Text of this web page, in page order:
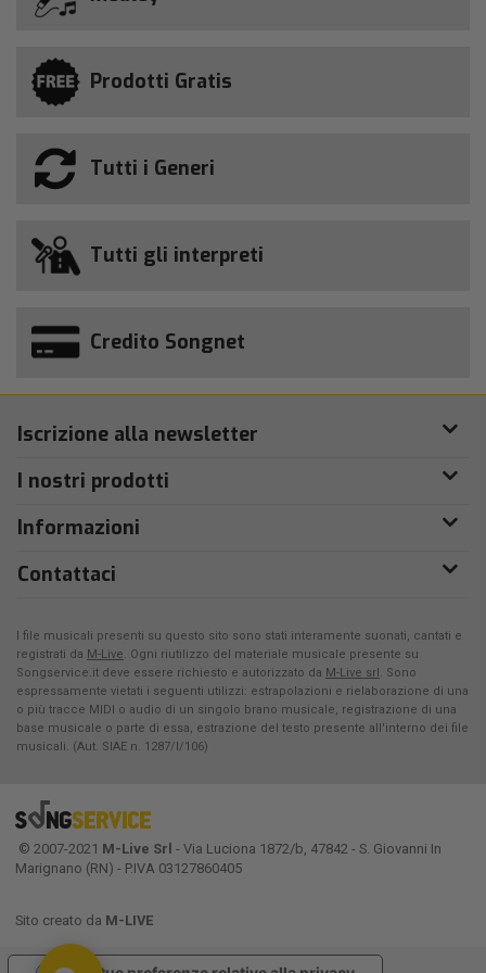
Prodotti Gratis
Tutti i Generi
Tutti gli interpreti
Credito Songnet
Iscrizione alla newsletter
I nostri prodotti
Informazioni
Contattaci
I file musicali presenti su questo sito sono stati interamente suonati, cantati e
registrati da M-Live. Ogni riutilizzo del materiale musicale presente su
Songservice.it deve essere richiesto e autorizzato da M-Live srl. Sono
espressamente vietati i seguenti utilizzi: estrapolazioni e rielaborazione di una
o più tracce MIDI o audio di un singolo brano musicale, registrazione di una
base musicale o parte di essa, estrazione del testo presente all'interno dei file
musicali. (Aut. SIAE n. 1287/I/106)
© 2007-2021 M-Live Srl - Via Luciona 1872/b, 47842 - S. Giovanni In
Marignano (RN) - P.IVA 03127860405
Sito creato da M-LIVE